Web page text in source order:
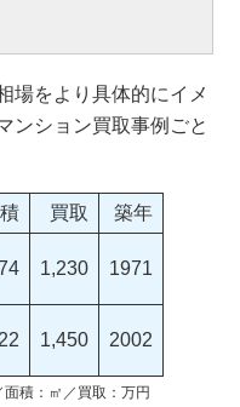
場をより具体的にイメ
ンション買取事例ごと
買取
築年
1,230 1971
1,450 2002
積：㎡／買取：万円